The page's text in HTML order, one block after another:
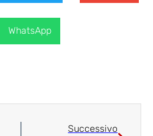
WhatsApp
Successivo